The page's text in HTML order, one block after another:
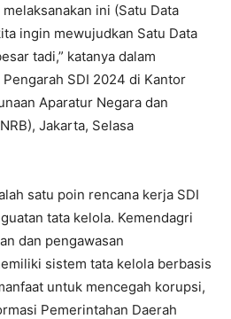
ini (Satu Data
ingin mewujudkan Satu Data
tadi,” katanya dalam
SDI 2024 di Kantor
Aparatur Negara dan
Jakarta, Selasa
satu poin rencana kerja SDI
tata kelola. Kemendagri
dan pengawasan
sistem tata kelola berbasis
untuk mencegah korupsi,
Pemerintahan Daerah